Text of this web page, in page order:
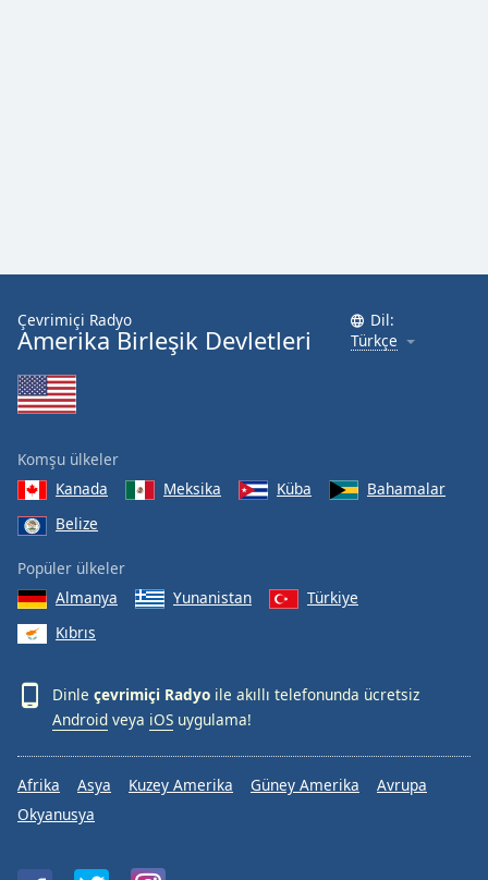
Çevrimiçi Radyo
Amerika Birleşik Devletleri
Dil:
Türkçe
Komşu ülkeler
Kanada
Meksika Küba
Bahamalar
Belize
Popüler ülkeler
Almanya
Yunanistan
Türkiye
Kıbrıs
Dinle çevrimiçi Radyo ile akıllı telefonunda ücretsiz
Android veya iOS uygulama!
Afrika Asya Kuzey Amerika Güney Amerika
Avrupa
Okyanusya